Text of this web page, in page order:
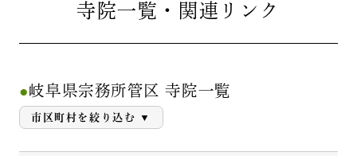
寺院一覧・関連リンク
岐阜県宗務所管区 寺院一覧
市区町村を絞り込む